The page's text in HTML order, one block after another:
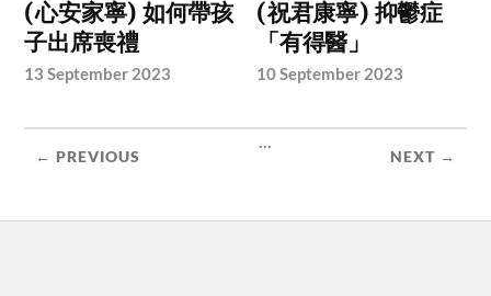
(心安家寧) 如何帶孩
子出席喪禮
13 September 2023
(祝君康寧) 抑鬱症
「有得醫」
10 September 2023
← PREVIOUS
...
NEXT →